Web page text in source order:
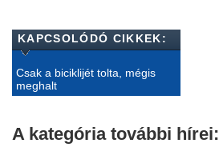
KAPCSOLÓDÓ CIKKEK:
Csak a biciklijét tolta, mégis
meghalt
A kategória további hírei: